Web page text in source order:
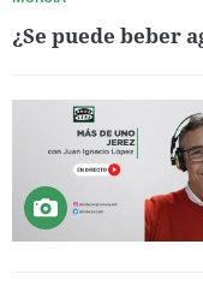
¿Se puede beber